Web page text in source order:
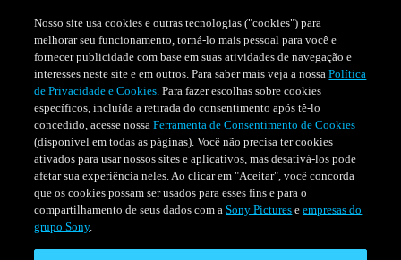
SÉRIESPROGRAMAÇÃO
Nosso site usa cookies e outras tecnologias ("cookies") para
melhorar seu funcionamento, torná-lo mais pessoal para você e
fornecer publicidade com base em suas atividades de navegação e
interesses neste site e em outros. Para saber mais veja a nossaPolítica
de Privacidade e Cookies. Para fazer escolhas sobre cookies
específicos, incluída a retirada do consentimento após tê-lo
concedido, acesse nossaFerramenta de Consentimento de Cookies
(disponível em todas as páginas). Você não precisa ter cookies
ativados para usar nossos sites e aplicativos, mas desativá-los pode
afetar sua experiência neles. Ao clicar em "Aceitar", você concorda
que os cookies possam ser usados para esses fins e para o
compartilhamento de seus dados com aSony Pictures eempresas do
grupo Sony.